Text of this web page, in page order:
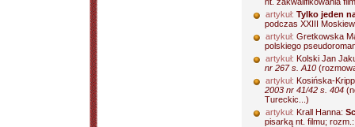
artykuł: Tylko jeden
podczas XXIII
artykuł: Gretkowska
polskiego
artykuł: Kolski Jan
nr 267 s. A10
artykuł: Kosińska-
2003 nr 41/42 s. 404
Tureckic...)
artykuł: Krall Hanna:
pisarką nt. filmu;